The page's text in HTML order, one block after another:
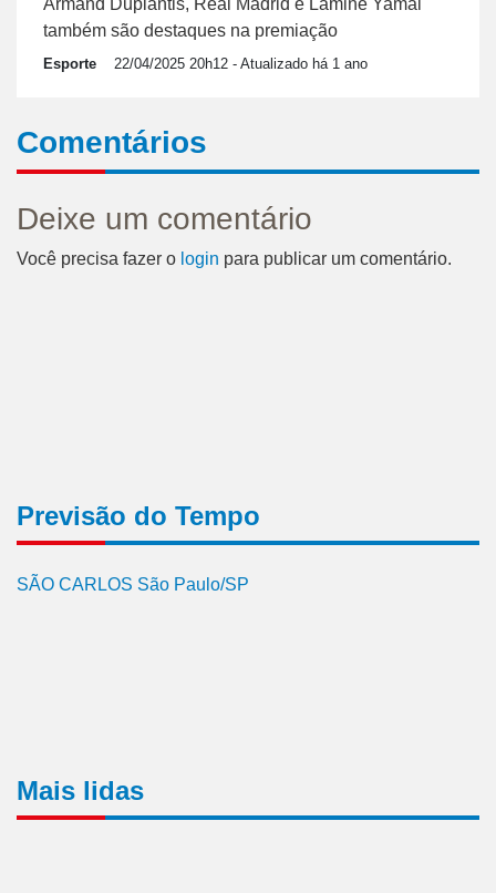
também são destaques na premiação
Esporte 22/04/2025 20h12 - Atualizado há 1 ano
Comentários
Deixe um comentário
Você precisa fazer o login para publicar um comentário.
Previsão do Tempo
SÃO CARLOS São Paulo/SP
Mais lidas